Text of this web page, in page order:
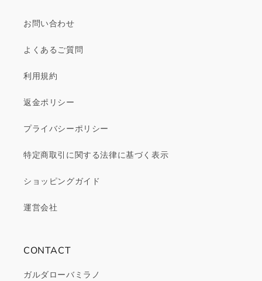
お問い合わせ
よくあるご質問
利用規約
返金ポリシー
プライバシーポリシー
特定商取引に関する法律に基づく表示
ショッピングガイド
運営会社
CONTACT
ガルダローバミラノ